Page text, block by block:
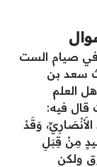
في صيام الست
سعد بن
العلم
قال فيه:
وَقَدْ
مِنْ قِبَلِ
ولكن